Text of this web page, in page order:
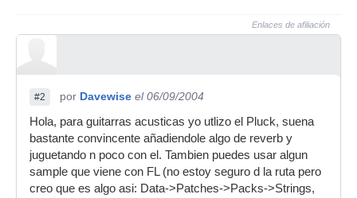
Enlaces de afiliación
#2 por Davewise el 06/09/2004
Hola, para guitarras acusticas yo utlizo el Pluck, suena
bastante convincente añadiendole algo de reverb y
juguetando n poco con el. Tambien puedes usar algun
sample que viene con FL (no estoy seguro d la ruta pero
creo que es algo asi: Data->Patches->Packs->Strings,